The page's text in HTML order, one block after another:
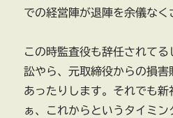
での経営陣が退陣を余儀なく
この時監査役も辞任されて
訟やら、元取締役からの損害
あったりします。それでも新
ぁ、これからというタイミ